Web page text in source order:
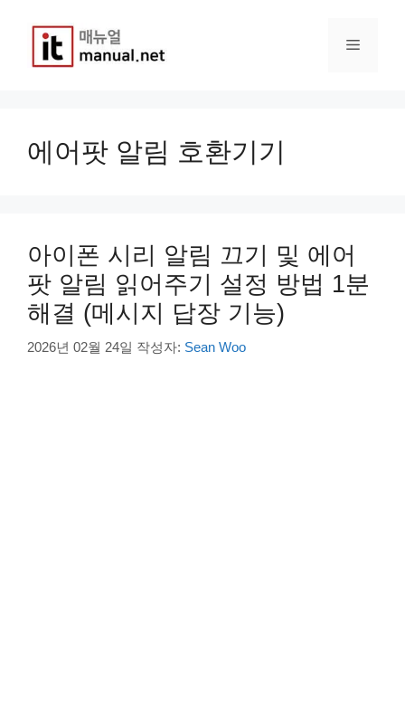
메
에어팟 알림 호환기기
아이폰 시리 알림 끄기 및 에어
팟 알림 읽어주기 설정 방법 1분
해결 (메시지 답장 기능)
2026년 02월 24일 작성자: Sean Woo